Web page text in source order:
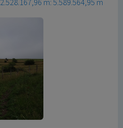
2.528.167,96 m: 5.589.564,95 m